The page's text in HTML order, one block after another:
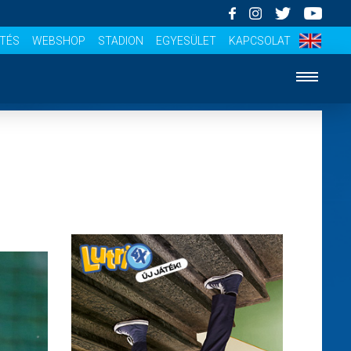
WEBSHOP STADION EGYESÜLET KAPCSOLAT